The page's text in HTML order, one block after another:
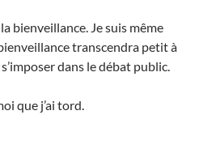
bienveillance. Je suis même
transcendra petit à
dans le débat public.
que j’ai tord.